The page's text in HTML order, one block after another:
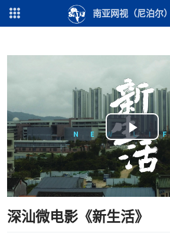
南亚网视（尼泊尔）
Play
Video
深汕微电影《新生活》